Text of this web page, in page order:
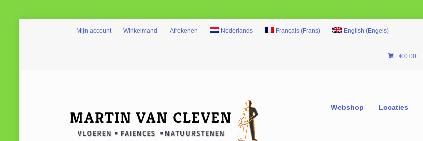
Mijn account Winkelmand Afrekenen Nederlands Français (Frans) English (Engels)
€0.00
Webshop Locaties